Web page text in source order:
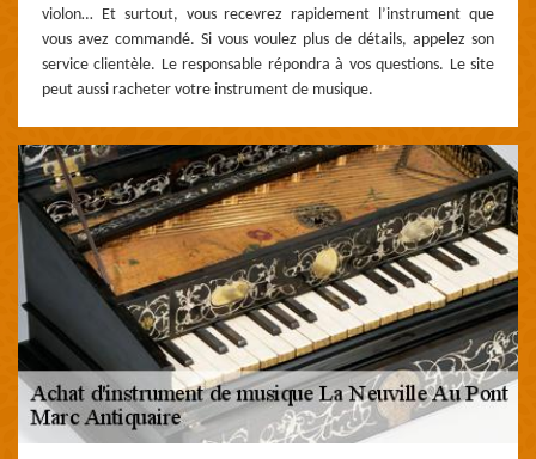
violon… Et surtout, vous recevrez rapidement l’instrument que
vous avez commandé. Si vous voulez plus de détails, appelez son
service clientèle. Le responsable répondra à vos questions. Le site
peut aussi racheter votre instrument de musique.